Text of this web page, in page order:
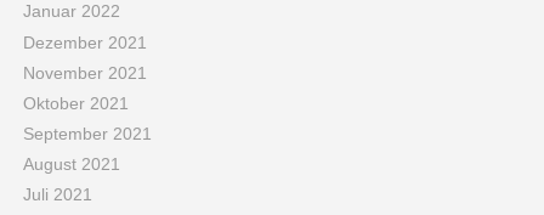
Januar 2022
Dezember 2021
November 2021
Oktober 2021
September 2021
August 2021
Juli 2021